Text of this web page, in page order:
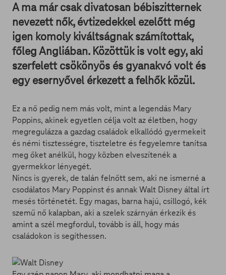
A ma már csak divatosan bébiszitternek
nevezett nők, évtizedekkel ezelőtt még
igen komoly kiváltságnak számítottak,
főleg Angliában. Közöttük is volt egy, aki
szerfelett csökönyös és gyanakvó volt és
egy esernyővel érkezett a felhők közül.
Ez a nő pedig nem más volt, mint a legendás Mary
Poppins, akinek egyetlen célja volt az életben, hogy
megregulázza a gazdag családok elkallódó gyermekeit
és némi tisztességre, tiszteletre és fegyelemre tanítsa
meg őket anélkül, hogy közben elveszítenék a
gyermekkor lényegét.
Nincs is gyerek, de talán felnőtt sem, aki ne ismerné a
csodálatos Mary Poppinst és annak Walt Disney által írt
mesés történetét. Egy magas, barna hajú, csillogó, kék
szemű nő kalapban, aki a szelek szárnyán érkezik és
amint a szél megfordul, tovább is áll, hogy más
családokon is segíthessen.